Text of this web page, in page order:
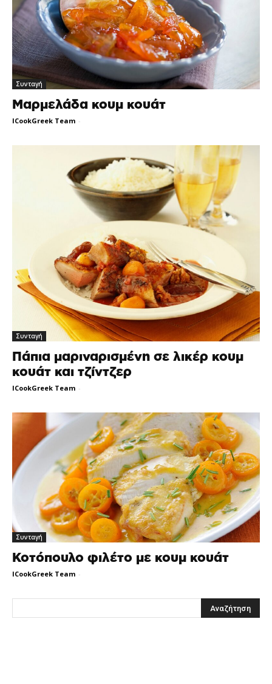
Συνταγή
Μαρμελάδα κουμ κουάτ
ICookGreek Team -
Συνταγή
Πάπια μαριναρισμένη σε λικέρ κουμ
κουάτ και τζίντζερ
ICookGreek Team -
Συνταγή
Κοτόπουλο φιλέτο με κουμ κουάτ
ICookGreek Team -